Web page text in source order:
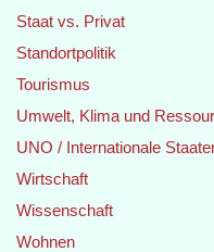
Staat vs. Privat
Standortpolitik
Tourismus
Umwelt, Klima und
UNO / Internationale
Wirtschaft
Wissenschaft
Wohnen